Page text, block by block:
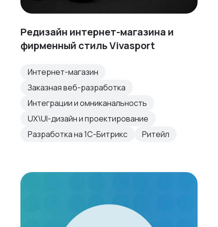
Редизайн интернет-магазина и
фирменный стиль Vivasport
Интернет-магазин
Заказная веб-разработка
Интеграции и омниканальность
UX\UI-дизайн и проектирование
Разработка на 1С-Битрикс
Ритейл